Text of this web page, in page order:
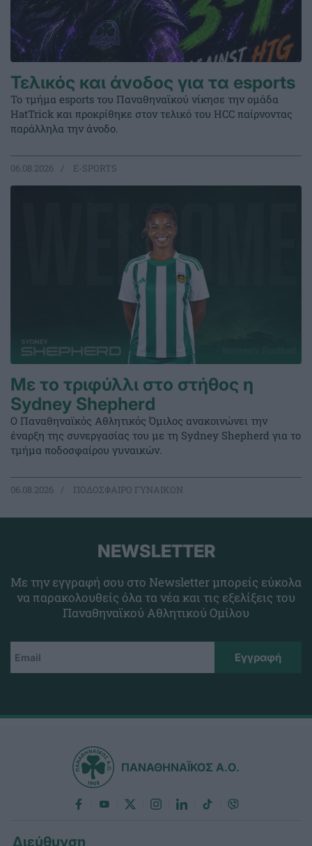
Τελικός και άνοδος για τα esports
Το τμήμα esports του Παναθηναϊκού νίκησε την ομάδα
HatTrick και προκρίθηκε στον τελικό του HCC παίρνοντας
παράλληλα την άνοδο.
06.08.2026 E-SPORTS
Με το τριφύλλι στο στήθος η
Sydney Shepherd
Ο Παναθηναϊκός Αθλητικός Όμιλος ανακοινώνει την
έναρξη της συνεργασίας του με τη Sydney Shepherd για το
τμήμα ποδοσφαίρου γυναικών.
06.08.2026 ΠΟΔΟΣΦΑΙΡΟ ΓΥΝΑΙΚΩΝ
NEWSLETTER
Με την εγγραφή σου στο Newsletter μπορείς εύκολα
να παρακολουθείς όλα τα νέα και τις εξελίξεις του
Παναθηναϊκού Αθλητικού Ομίλου
ΠΑΝΑΘΗΝΑΪΚΟΣ Α.Ο.
Διεύθυνση